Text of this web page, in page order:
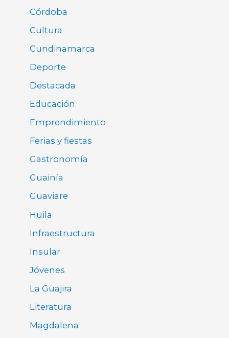
Córdoba
Cultura
Cundinamarca
Deporte
Destacada
Educación
Emprendimiento
Ferias y fiestas
Gastronomía
Guainía
Guaviare
Huila
Infraestructura
Insular
Jóvenes
La Guajira
Literatura
Magdalena